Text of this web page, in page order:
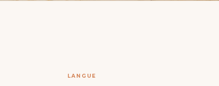
LANGUE